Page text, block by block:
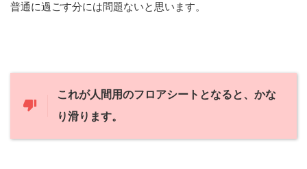
普通に過ごす分には問題ないと思います。
これが人間用のフロアシートとなると、かな
り滑ります。